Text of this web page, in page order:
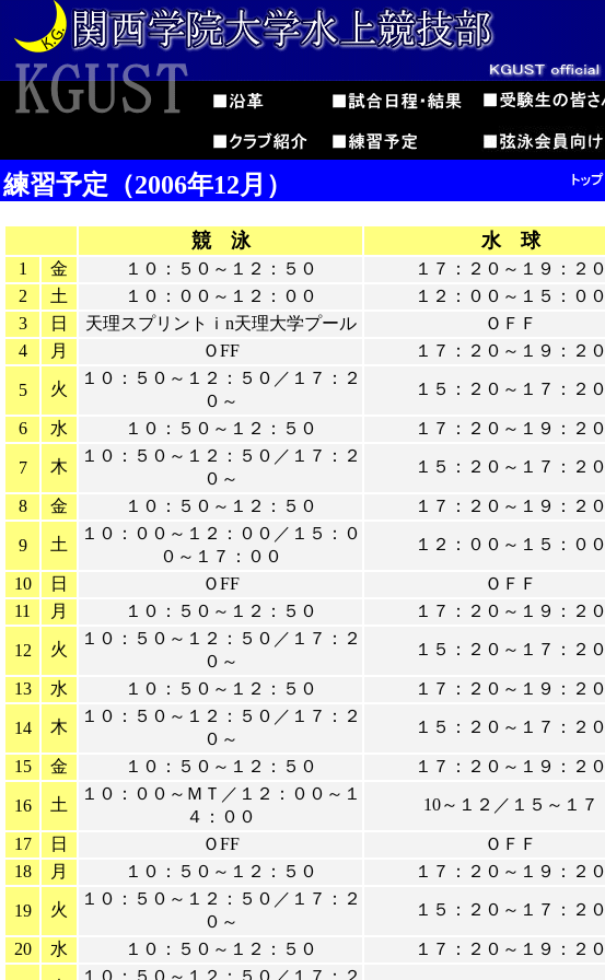
練習予定（2006年12月）
競 泳 水 球
1 金 １０：５０～１２：５０
１７：２０～１９：２０
2
土 １０：００～１２：００
１２：００～１５：００
3
日 天理スプリントｉn天理大学プール
ＯＦＦ
4
月 ＯFF １７：２０～１９：２０
5 火
１０：５０～１２：５０／１７：２
０～
１５：２０～１７：２０
6 水 １０：５０～１２：５０ １７：２０～１９：２０
7 木
１０：５０～１２：５０／１７：２
０～
１５：２０～１７：２０
8 金 １０：５０～１２：５０ １７：２０～１９：２０
9 土
１０：００～１２：００／１５：０
０～１７：００
１２：００～１５：００
10 日 ＯFF
ＯＦＦ
11
月 １０：５０～１２：５０ １７：２０～１９：２０
12 火
１０：５０～１２：５０／１７：２
０～
１５：２０～１７：２０
13 水 １０：５０～１２：５０ １７：２０～１９：２０
14 木
１０：５０～１２：５０／１７：２
０～
１５：２０～１７：２０
15 金 １０：５０～１２：５０ １７：２０～１９：２０
16 土
１０：００～ＭＴ／１２：００～１
４：００
10～１２／１５～１７
17 日 ＯFF
ＯＦＦ
18
月 １０：５０～１２：５０ １７：２０～１９：２０
19 火
１０：５０～１２：５０／１７：２
０～
１５：２０～１７：２０
20 水 １０：５０～１２：５０ １７：２０～１９：２０
１０：５０～１２：５０／１７：２